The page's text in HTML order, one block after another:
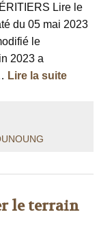
Lire le
du 05 mai 2023
le
2023 a
Lire la suite
le terrain